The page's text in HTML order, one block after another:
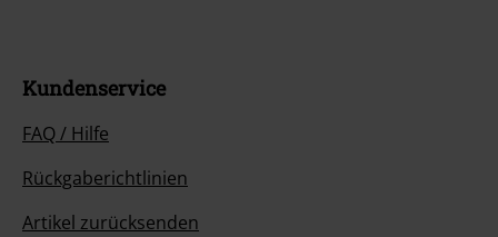
Kundenservice
FAQ / Hilfe
Rückgaberichtlinien
Artikel zurücksenden